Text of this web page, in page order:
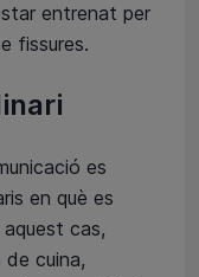
entrenat per
fissures.
es
en què es
cas,
de cuina,